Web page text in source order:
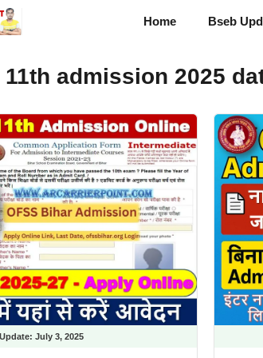
Home Bseb
admission 2025
July 3, 2025